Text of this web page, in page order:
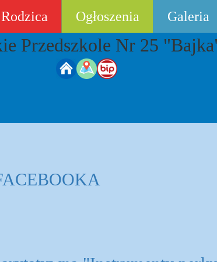
Ogłoszenia Galeria
Przedszkole Nr 25